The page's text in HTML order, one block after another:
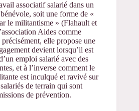
associatif salarié dans un
soit une forme de «
le militantisme » (Flahault et
Aides comme
elle propose une
devient lorsqu’il est
emploi salarié avec des
et à l’inverse comment le
est inculqué et ravivé sur
de terrain qui sont
de prévention.